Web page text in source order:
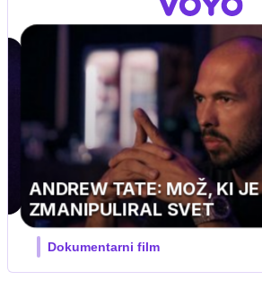
UEFA SUPERPOKAL
V živo na VOYO: sreda ob 20.30